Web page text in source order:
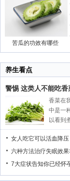
苦瓜的功效有哪些
养生看点
警惕 这类人不能吃香
香菜在
中是一
以看到
女人吃它可以活血降压
六种方法治疗失眠效
7大症状告知你已经怀